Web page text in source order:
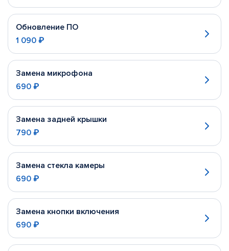
Обновление ПО
1 090 ₽
Замена микрофона
690 ₽
Замена задней крышки
790 ₽
Замена стекла камеры
690 ₽
Замена кнопки включения
690 ₽